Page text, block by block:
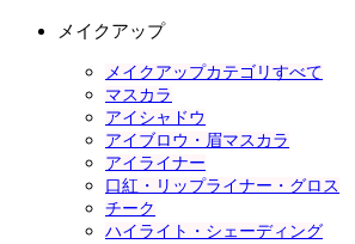
メイクアップ
メイクアップカテゴリすべて
マスカラ
アイシャドウ
アイブロウ・眉マスカラ
アイライナー
口紅・リップライナー・グロス
チーク
ハイライト・シェーディング